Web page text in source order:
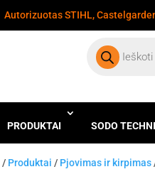
Autorizuotas STIHL,
search
PRODUKTAI SODO
/ Produktai / Pjovimas ir kirpimas